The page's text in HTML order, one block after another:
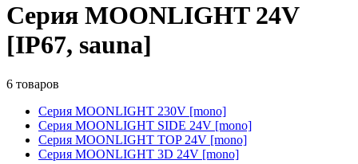
Серия MOONLIGHT 24V
[IP67, sauna]
6 товаров
Серия MOONLIGHT 230V [mono]
Серия MOONLIGHT SIDE 24V [mono]
Серия MOONLIGHT TOP 24V [mono]
Серия MOONLIGHT 3D 24V [mono]